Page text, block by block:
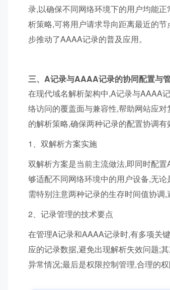
录,以确保不同网络环境下的用户均能
析策略,可将用户请求导向距离最近的
步推动了AAAA记录的普及应用。
三、A记录与AAAA记录的协同配置与
在现代域名解析架构中,A记录与AAAA
络访问的覆盖面与兼容性,帮助网站应
的解析策略,确保两种记录的配置协调有
1、双解析方案实施
双解析方案是当前主流做法,即同时配
够适配不同网络环境中的用户设备,无
需特别注意两种记录的生存时间值协调
2、记录管理的技术要点
在管理A记录和AAAA记录时,有多项关
应的记录数据,避免出现解析失效问题;
异常情况;最后是权限控制管理,合理的